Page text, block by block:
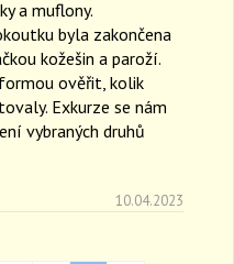
a muflony.
byla zakončena
kožešin a paroží.
ověřit, kolik
Exkurze se nám
vybraných druhů
10.04.2023